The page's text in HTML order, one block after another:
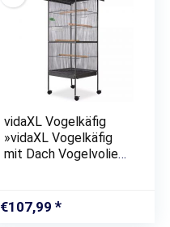
vidaXL Vogelkäfig
»vidaXL Vogelkäfig
mit Dach Vogelvoliere
Schwarz/Grau«
€107,99